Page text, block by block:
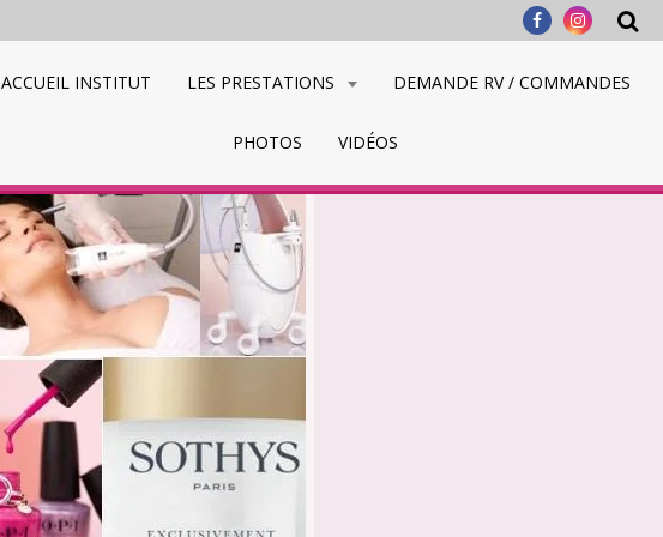
ACCUEIL INSTITUT LES PRESTATIONS DEMANDE RV / COMMANDES
PHOTOS VIDÉOS